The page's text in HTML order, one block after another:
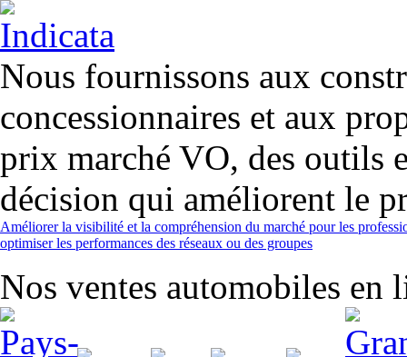
Nous fournissons aux
concessionnaires et aux
prix marché VO, des outils
décision qui améliorent le
Améliorer la visibilité et la compréhension du marché pour les
optimiser les performances des réseaux ou des groupes
Nos ventes automobiles